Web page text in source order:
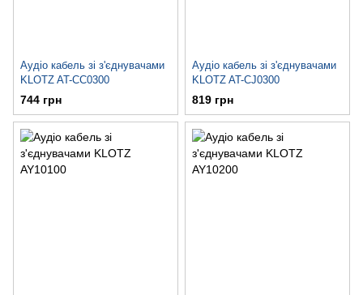
Аудіо кабель зі з'єднувачами
KLOTZ AT-CC0300
744 грн
Аудіо кабель зі з'єднувачами
KLOTZ AT-CJ0300
819 грн